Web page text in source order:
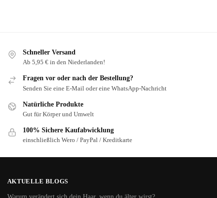
Schneller Versand
Ab 5,95 € in den Niederlanden!
Fragen vor oder nach der Bestellung?
Senden Sie eine E-Mail oder eine WhatsApp-Nachricht
Natürliche Produkte
Gut für Körper und Umwelt
100% Sichere Kaufabwicklung
einschließlich Wero / PayPal / Kreditkarte
AKTUELLE BLOGS